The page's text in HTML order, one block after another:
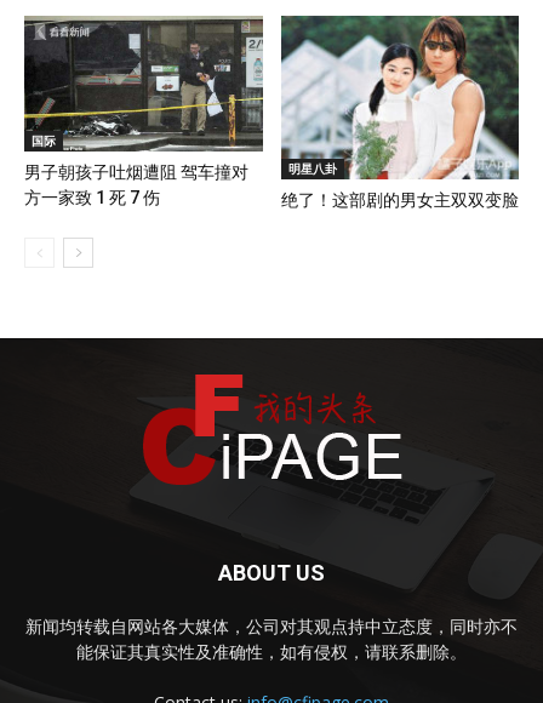
国际
男子朝孩子吐烟遭阻 驾车撞对
方一家致 1 死 7 伤
明星八卦
绝了！这部剧的男女主双双变脸
ABOUT US
新闻均转载自网站各大媒体，公司对其观点持中立态度，同时亦不
能保证其真实性及准确性，如有侵权，请联系删除。